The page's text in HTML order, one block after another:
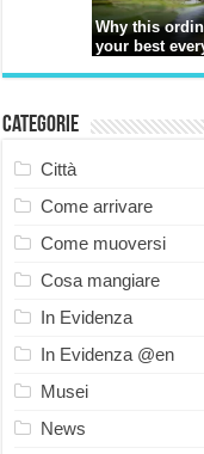
Categorie
Città
Come arrivare
Come muoversi
Cosa mangiare
In Evidenza
In Evidenza @en
Musei
News